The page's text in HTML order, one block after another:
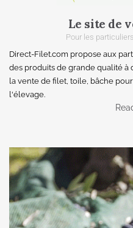
Le site de
Pour les
Direct-Filet.com propose aux
des produits de grande qualité à
la vente de filet, toile, bâche
l'élevage.